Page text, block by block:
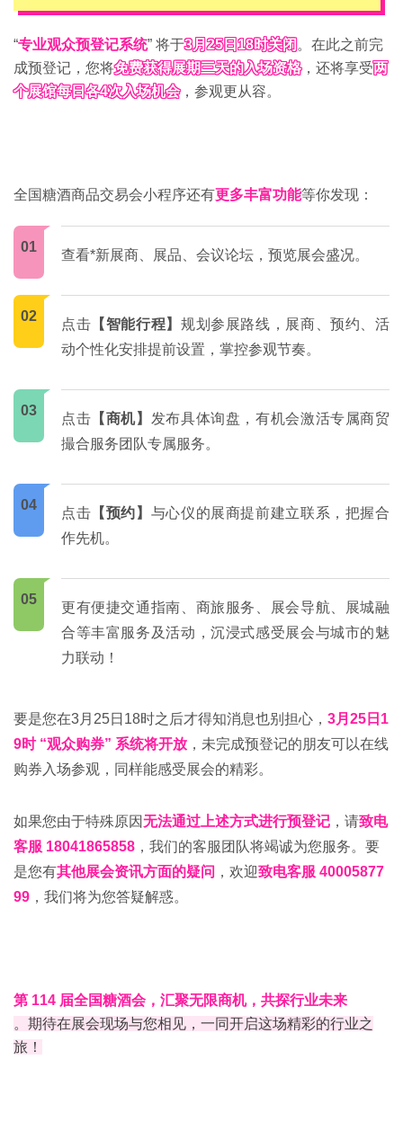
“专业观众预登记系统” 将于3月25日18时关闭 。在此之前完
成预登记，您将免费获得展期三天的入场资格，还将享受两
个展馆每日各4次入场机会，参观更从容。
全国糖酒商品交易会小程序还有更多丰富功能等你发现：
01
查看*新展商、展品、会议论坛，预览展会盛况。
02
点击 【智能行程】 规划参展路线，展商、预约、活
动个性化安排提前设置，掌控参观节奏。
03
点击 【商机】 发布具体询盘，有机会激活专属商贸
撮合服务团队专属服务。
04
点击 【预约】 与心仪的展商提前建立联系，把握合
作先机。
05
更有便捷交通指南、商旅服务、展会导航、展城融
合等丰富服务及活动，沉浸式感受展会与城市的魅
力联动！
要是您在3月25日18时之后才得知消息也别担心， 3月25日1
9时 “观众购券” 系统将开放 ，未完成预登记的朋友可以在线
购券入场参观，同样能感受展会的精彩。
如果您由于特殊原因无法通过上述方式进行预登记 ，请致电
客服 18041865858 ，我们的客服团队将竭诚为您服务。要
是您有其他展会资讯方面的疑问 ，欢迎致电客服 40005877
99 ，我们将为您答疑解惑。
第 114 届全国糖酒会，汇聚无限商机，共探行业未来
。期待在展会现场与您相见，一同开启这场精彩的行业之
旅！